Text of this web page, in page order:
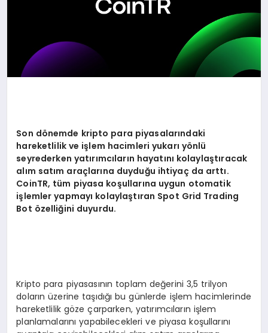
Son dönemde kripto para piyasalarındaki
hareketlilik ve işlem hacimleri yukarı yönlü
seyrederken yatırımcıların hayatını kolaylaştıracak
alım satım araçlarına duyduğu ihtiyaç da arttı.
CoinTR, tüm piyasa koşullarına uygun otomatik
işlemler yapmayı kolaylaştıran Spot Grid Trading
Bot özelliğini duyurdu.
Kripto para piyasasının toplam değerini 3,5 trilyon
doların üzerine taşıdığı bu günlerde işlem hacimlerinde
hareketlilik göze çarparken, yatırımcıların işlem
planlamalarını yapabilecekleri ve piyasa koşullarını